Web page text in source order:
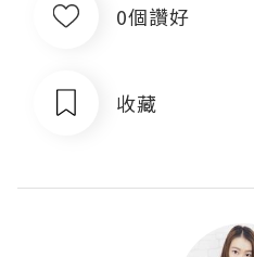
0個讚好
收藏